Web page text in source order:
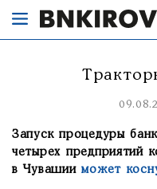
Запуск процедуры
четырех предприятий
в Чувашииможет